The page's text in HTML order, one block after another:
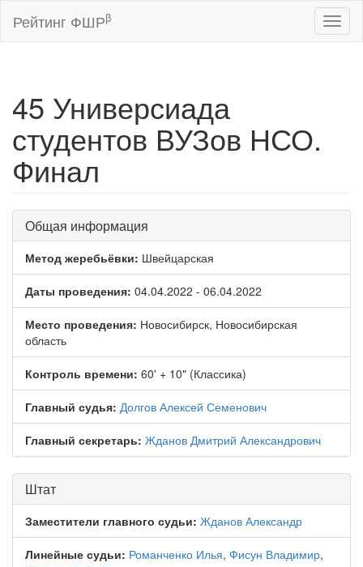
Рейтинг ФШРβ
45 Универсиада
студентов ВУЗов НСО.
Финал
Общая информация
Метод жеребьёвки: Швейцарская
Даты проведения: 04.04.2022 - 06.04.2022
Место проведения: Новосибирск, Новосибирская
область
Контроль времени: 60' + 10" (Классика)
Главный судья: Долгов Алексей Семенович
Главный секретарь: Жданов Дмитрий Александрович
Штат
Заместители главного судьи: Жданов Александр
Линейные судьи: Романченко Илья, Фисун Владимир,